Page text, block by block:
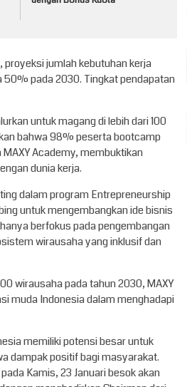
proyeksi jumlah kebutuhan kerja
50% pada 2030. Tingkat pendapatan
untuk magang di lebih dari 100
bahwa 98% peserta bootcamp
Academy, membuktikan
dunia kerja.
dalam program Entrepreneurship
untuk mengembangkan ide bisnis
berfokus pada pengembangan
wirausaha yang inklusif dan
wirausaha pada tahun 2030, MAXY
muda Indonesia dalam menghadapi
memiliki potensi besar untuk
dampak positif bagi masyarakat.
Kamis, 23 Januari besok akan